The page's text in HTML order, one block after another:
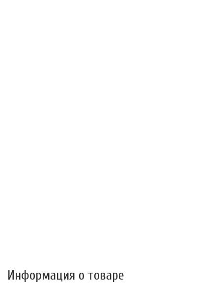
Информация о товаре